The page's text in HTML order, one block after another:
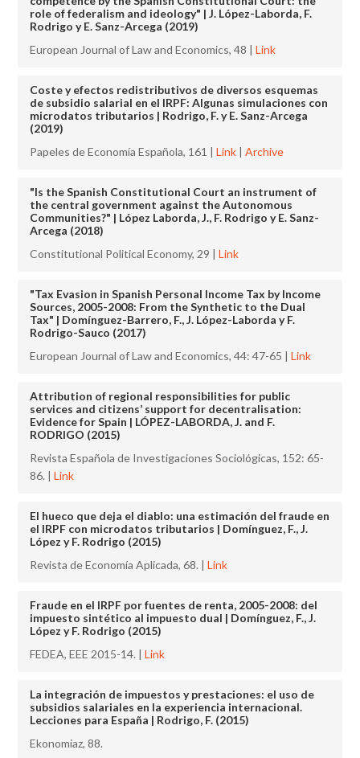
role of federalism and ideology" | J. López-Laborda, F.
Rodrigo y E. Sanz-Arcega (2019)
European Journal of Law and Economics, 48 |Link
Coste y efectos redistributivos de diversos esquemas
de subsidio salarial en el IRPF: Algunas simulaciones con
microdatos tributarios | Rodrigo, F. y E. Sanz-Arcega
(2019)
Papeles de Economía Española, 161 |Link |Archive
"Is the Spanish Constitutional Court an instrument of
the central government against the Autonomous
Communities?" | López Laborda, J., F. Rodrigo y E. Sanz-
Arcega (2018)
Constitutional Political Economy, 29 |Link
"Tax Evasion in Spanish Personal Income Tax by Income
Sources, 2005-2008: From the Synthetic to the Dual
Tax" | Domínguez-Barrero, F., J. López-Laborda y F.
Rodrigo-Sauco (2017)
European Journal of Law and Economics, 44: 47-65 |Link
Attribution of regional responsibilities for public
services and citizens’ support for decentralisation:
Evidence for Spain | LÓPEZ-LABORDA, J. and F.
RODRIGO (2015)
Revista Española de Investigaciones Sociológicas, 152: 65-
86. |Link
El hueco que deja el diablo: una estimación del fraude en
el IRPF con microdatos tributarios | Domínguez, F., J.
López y F. Rodrigo (2015)
Revista de Economía Aplicada, 68. |Link
Fraude en el IRPF por fuentes de renta, 2005-2008: del
impuesto sintético al impuesto dual | Domínguez, F., J.
López y F. Rodrigo (2015)
FEDEA, EEE 2015-14. |Link
La integración de impuestos y prestaciones: el uso de
subsidios salariales en la experiencia internacional.
Lecciones para España | Rodrigo, F. (2015)
Ekonomiaz, 88.